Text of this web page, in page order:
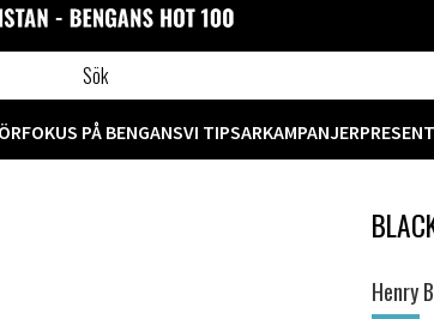
FOKUS PÅ BENGANSVI TIPSARKAMPANJER
Henry